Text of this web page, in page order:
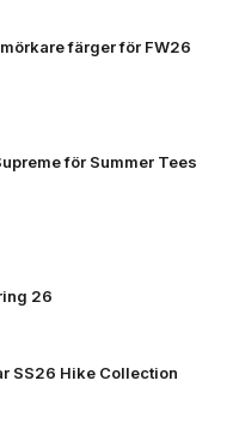
färger för FW26
för Summer Tees
26
SS26 Hike Collection